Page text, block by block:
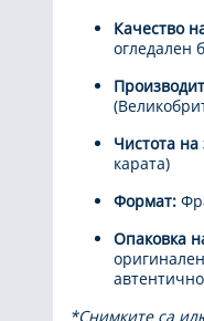
Качество
огледален
Чистота на
карата)
Формат:
Опаковка
*Снимките са